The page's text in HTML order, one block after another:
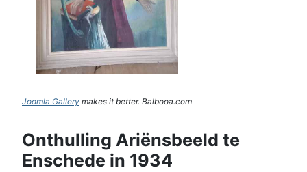
Joomla Gallery makes it better. Balbooa.com
Onthulling Ariënsbeeld te
Enschede in 1934